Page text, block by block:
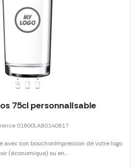
75cl personnalisable
01600LAB0140617
avec son bouchonImpression de votre logo
(économique) ou en...